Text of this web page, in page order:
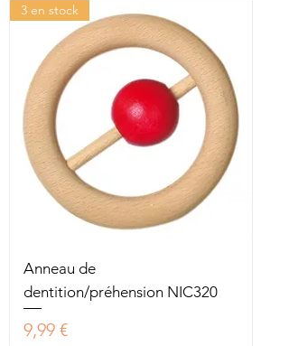
3 en stock
Anneau de
dentition/préhension NIC320
Prix
9,99 €